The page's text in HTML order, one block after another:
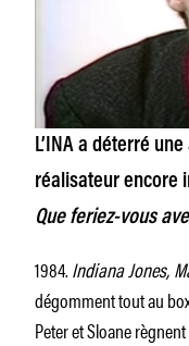
L’INA a déterré
réalisateur encore
Que feriez-vous
1984.Indiana Jones,
dégomment tout au
Peter et Sloane